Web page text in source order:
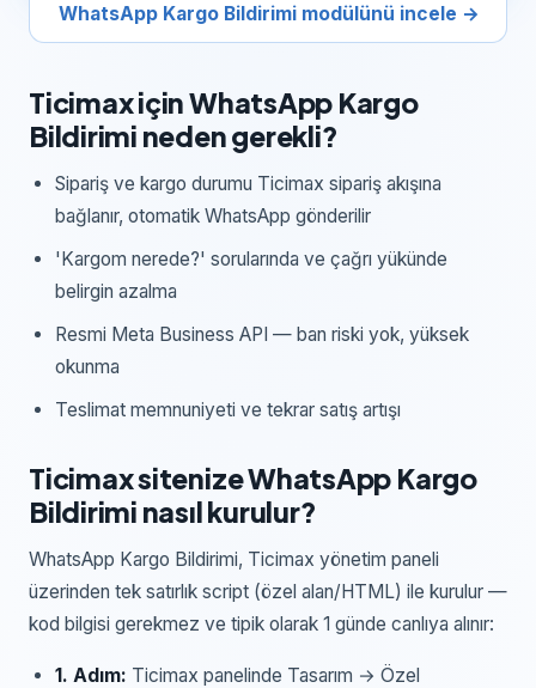
WhatsApp Kargo Bildirimi modülünü incele →
TicimaxiçinWhatsApp Kargo
Bildirimi neden gerekli?
Sipariş ve kargo durumu Ticimax sipariş akışına
bağlanır, otomatik WhatsApp gönderilir
'Kargom nerede?' sorularında ve çağrı yükünde
belirgin azalma
Resmi Meta Business API — ban riski yok, yüksek
okunma
Teslimat memnuniyeti ve tekrar satış artışı
TicimaxsitenizeWhatsApp Kargo
Bildirimi nasıl kurulur?
WhatsApp Kargo Bildirimi, Ticimax yönetim paneli
üzerinden tek satırlık script (özel alan/HTML) ile kurulur —
kod bilgisi gerekmez ve tipik olarak 1 günde canlıya alınır:
1. Adım: Ticimax panelinde Tasarım → Özel